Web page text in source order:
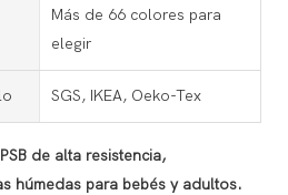
Más de 66 colores para
elegir
SGS, IKEA, Oeko-Tex
de alta resistencia,
húmedas para bebés y adultos.